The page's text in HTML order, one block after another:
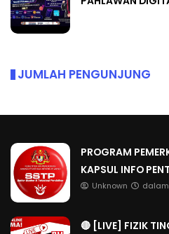
JUMLAH PENGUNJUNG
PROGRAM
KAPSUL INFO
Unknown
🔴 [LIVE] FIZIK